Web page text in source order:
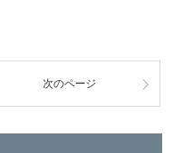
次のページ